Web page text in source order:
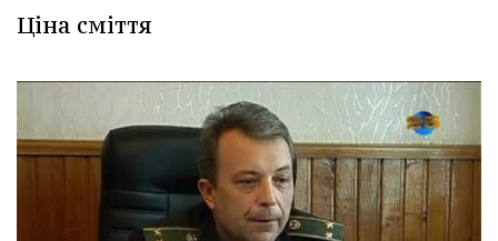
Ціна сміття